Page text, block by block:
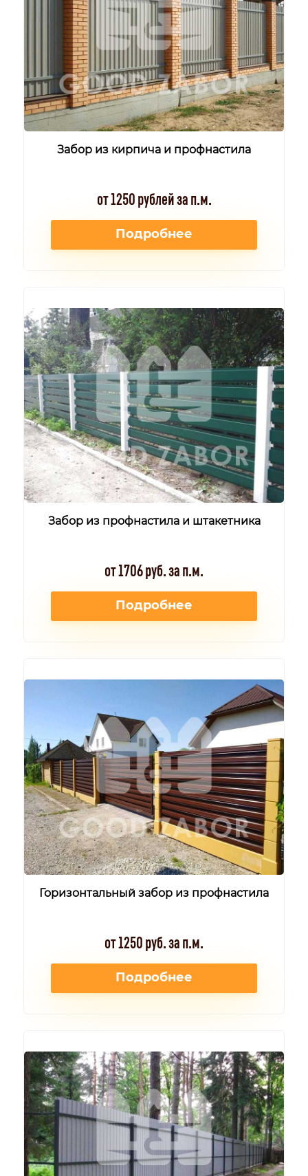
Забор из кирпича и профнастила
от 1250 рублей за п.м.
Подробнее
Забор из профнастила и штакетника
от 1706 руб. за п.м.
Подробнее
Горизонтальный забор из профнастила
от 1250 руб. за п.м.
Подробнее